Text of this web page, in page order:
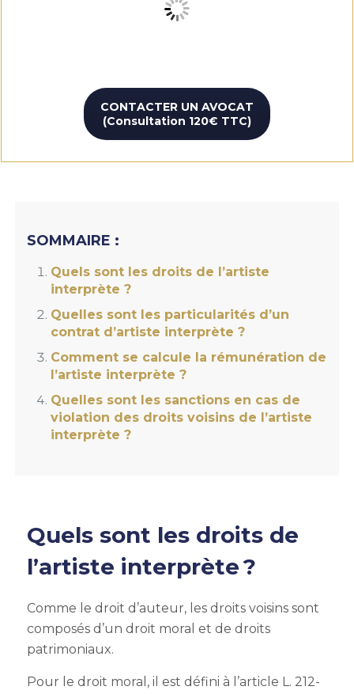
CONTACTER UN AVOCAT
(Consultation 120€ TTC)
SOMMAIRE :
Quels sont les droits de l’artiste
interprète ?
Quelles sont les particularités d’un
contrat d’artiste interprète ?
Comment se calcule la rémunération de
l’artiste interprète ?
Quelles sont les sanctions en cas de
violation des droits voisins de l’artiste
interprète ?
Quels sont les droits de
l’artiste interprète ?
Comme le droit d’auteur, les droits voisins sont
composés d’un droit moral et de droits
patrimoniaux.
Pour le droit moral, il est défini à l’article L. 212-